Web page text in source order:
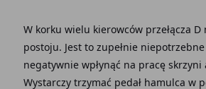
W korku wielu kierowców przełącza D
postoju. Jest to zupełnie
negatywnie wpłynąć na pracę skrzyni
Wystarczy trzymać pedał hamulca w